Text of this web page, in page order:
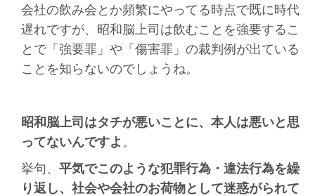
会社の飲み会とか頻繁にやってる時点で既に時代
遅れですが、昭和脳上司は飲むことを強要するこ
とで「強要罪」や「傷害罪」の裁判例が出ている
ことを知らないのでしょうね。
昭和脳上司はタチが悪いことに、本人は悪いと思
ってないんですよ 。
挙句、 平気でこのような犯罪行為・違法行為を繰
り返し、社会や会社のお荷物として迷惑がられて